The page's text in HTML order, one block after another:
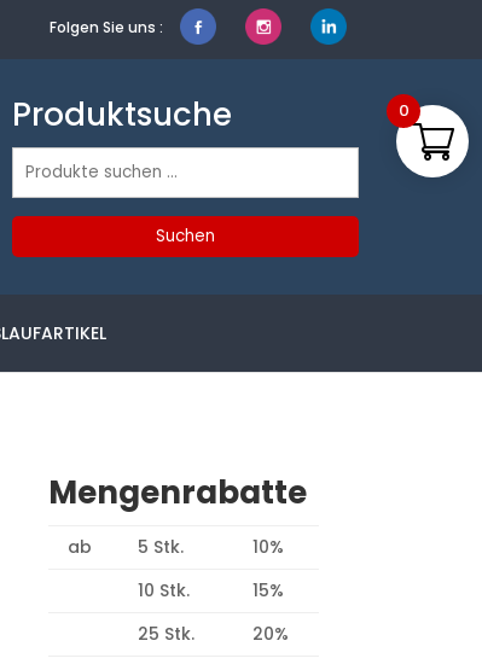
Folgen Sie uns :
Produktsuche
Suchen
Suchen
Mengenrabatte
ab 5 Stk.
10%
10 Stk.
15%
25 Stk.
20%
0